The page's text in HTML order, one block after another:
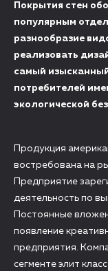
Покрытия стен
популярным
разнообразие
реализовать
самый
потребителей
экологической
Продукция
востребована на
Предприятие
деятельность по
Постоянные
появление
предприятия.
сегменте элит